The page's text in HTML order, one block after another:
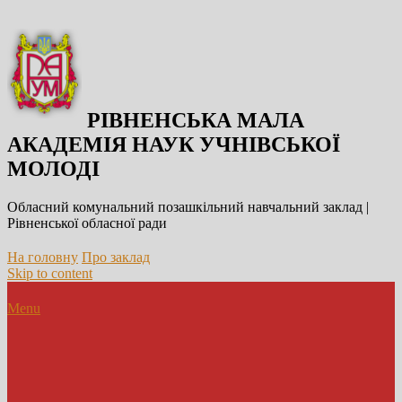
РІВНЕНСЬКА МАЛА
АКАДЕМІЯ НАУК УЧНІВСЬКОЇ
МОЛОДІ
Обласний комунальний позашкільний навчальний заклад |
Рівненської обласної ради
На головну Про заклад
Skip to content
Menu